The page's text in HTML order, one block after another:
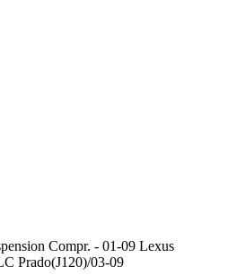
Compr. - 01-09 Lexus
Prado(J120)/03-09